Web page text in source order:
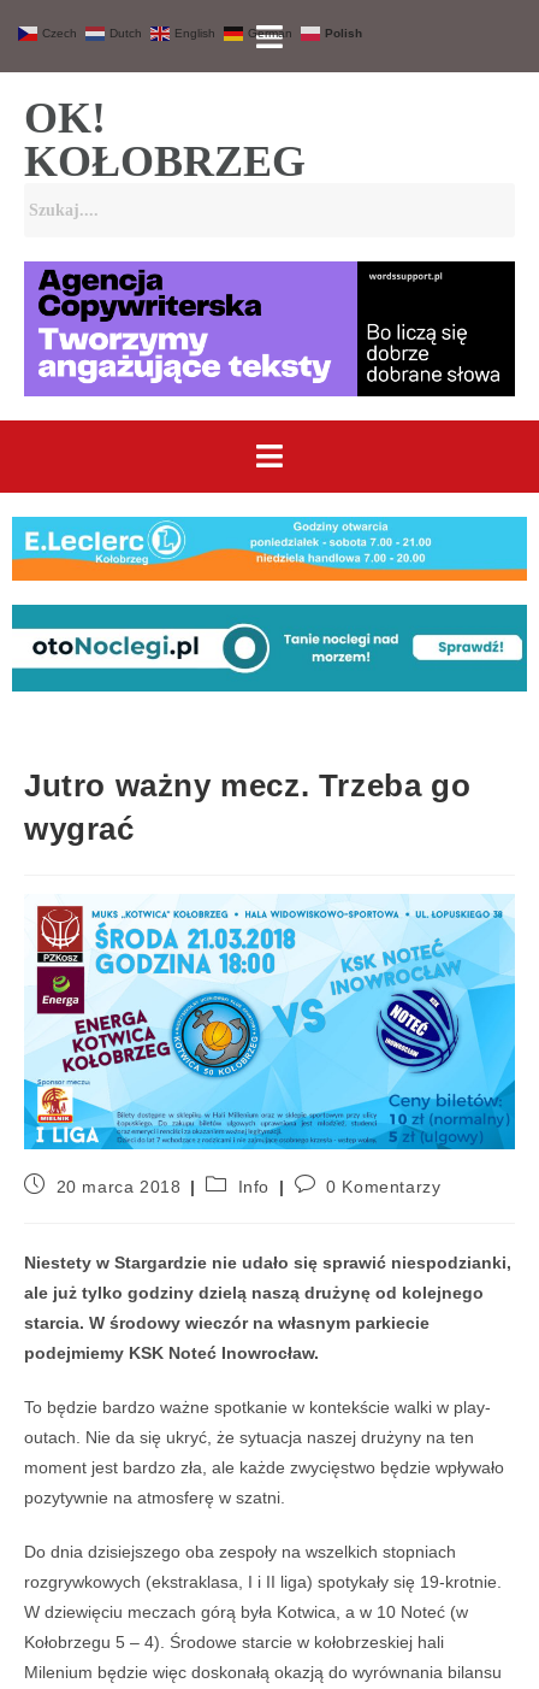
OK!
KOŁOBRZEG
Jutro ważny mecz. Trzeba go
wygrać
20 marca 2018 Info 0 Komentarzy
Niestety w Stargardzie nie udało się sprawić niespodzianki,
ale już tylko godziny dzielą naszą drużynę od kolejnego
starcia. W środowy wieczór na własnym parkiecie
podejmiemy KSK Noteć Inowrocław.
To będzie bardzo ważne spotkanie w kontekście walki w play-
outach. Nie da się ukryć, że sytuacja naszej drużyny na ten
moment jest bardzo zła, ale każde zwycięstwo będzie wpływało
pozytywnie na atmosferę w szatni.
Do dnia dzisiejszego oba zespoły na wszelkich stopniach
rozgrywkowych (ekstraklasa, I i II liga) spotykały się 19-krotnie.
W dziewięciu meczach górą była Kotwica, a w 10 Noteć (w
Kołobrzegu 5 – 4). Środowe starcie w kołobrzeskiej hali
Milenium będzie więc doskonałą okazją do wyrównania bilansu
Czech Dutch English German Polish